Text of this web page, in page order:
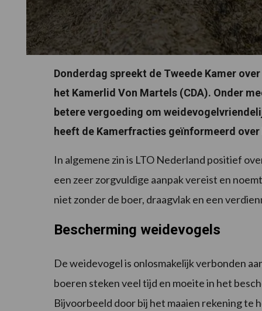
Donderdag spreekt de Tweede Kamer
het Kamerlid Von Martels (CDA). Onder
betere vergoeding om
heeft de Kamerfracties geïnformeerd
In algemene zin is LTO Nederland positief
een zeer zorgvuldige aanpak vereist en
niet zonder de boer, draagvlak en een
Bescherming weidevogels
De weidevogel is onlosmakelijk verbonden
boeren steken veel tijd en moeite in het
Bijvoorbeeld door bij het maaien rekening te